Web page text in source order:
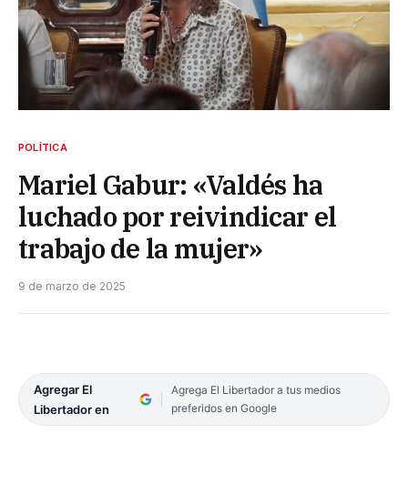
POLÍTICA
Mariel Gabur: «Valdés ha
luchado por reivindicar el
trabajo de la mujer»
9 de marzo de 2025
Agregar El
Libertador en
Agrega El Libertador a tus medios
preferidos en Google